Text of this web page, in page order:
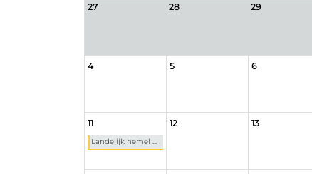
27
28 29
4 5 6
11
Landelijk hemel ...
12 13